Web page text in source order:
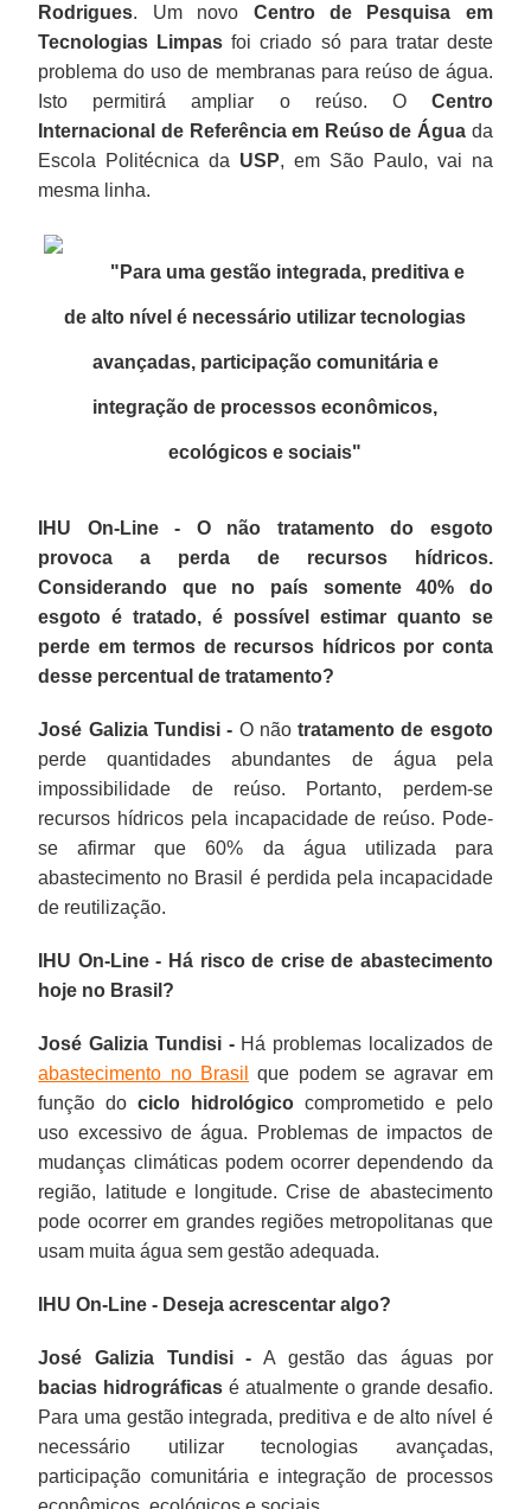
Rodrigues. Um novo Centro de Pesquisa em
Tecnologias Limpas foi criado só para tratar deste
problema do uso de membranas para reúso de água.
Isto permitirá ampliar o reúso. O Centro
Internacional de Referência em Reúso de Água da
Escola Politécnica da USP, em São Paulo, vai na
mesma linha.
"Para uma gestão integrada, preditiva e
de alto nível é necessário utilizar tecnologias
avançadas, participação comunitária e
integração de processos econômicos,
ecológicos e sociais"
IHU On-Line - O não tratamento do esgoto
provoca a perda de recursos hídricos.
Considerando que no país somente 40% do
esgoto é tratado, é possível estimar quanto se
perde em termos de recursos hídricos por conta
desse percentual de tratamento?
José Galizia Tundisi - O nãotratamento de esgoto
perde quantidades abundantes de água pela
impossibilidade de reúso. Portanto, perdem-se
recursos hídricos pela incapacidade de reúso. Pode-
se afirmar que 60% da água utilizada para
abastecimento no Brasil é perdida pela incapacidade
de reutilização.
IHU On-Line - Há risco de crise de abastecimento
hoje no Brasil?
José Galizia Tundisi -Há problemas localizados de
abastecimento no Brasil
que podem se agravar em
função do ciclo hidrológico comprometido e pelo
uso excessivo de água. Problemas de impactos de
mudanças climáticas podem ocorrer dependendo da
região, latitude e longitude. Crise de abastecimento
pode ocorrer em grandes regiões metropolitanas que
usam muita água sem gestão adequada.
IHU On-Line - Deseja acrescentar algo?
José Galizia Tundisi - A gestão das águas por
bacias hidrográficas é atualmente o grande desafio.
Para uma gestão integrada, preditiva e de alto nível é
necessário utilizar tecnologias avançadas,
participação comunitária e integração de processos